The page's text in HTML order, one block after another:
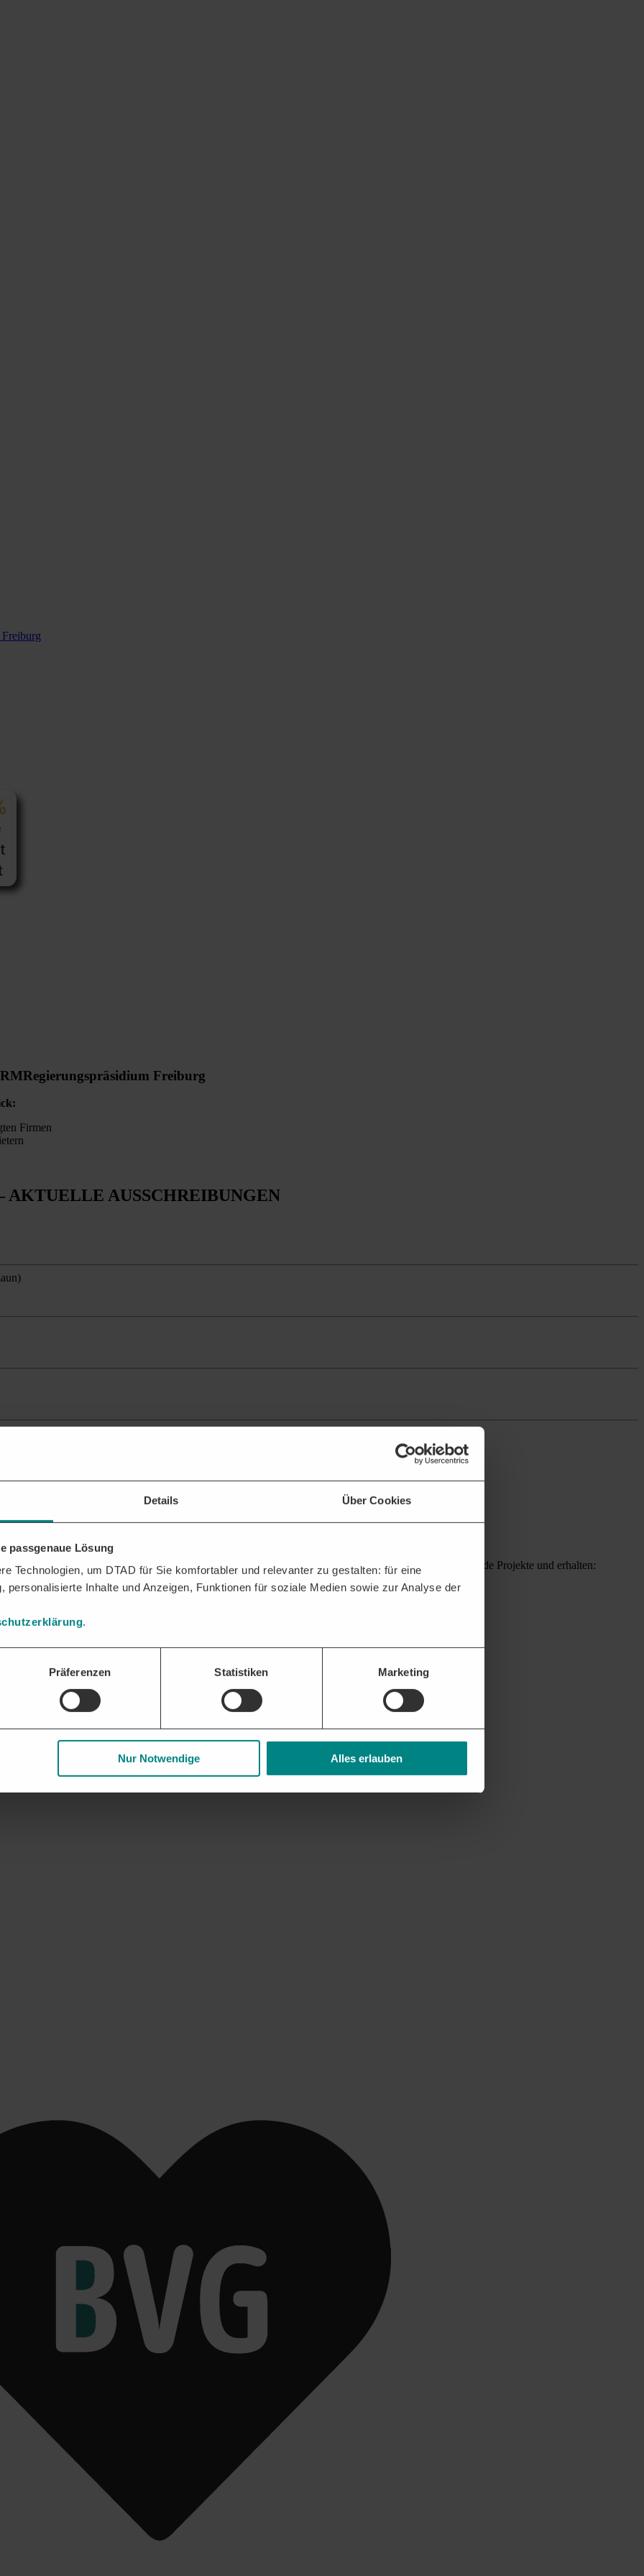
Details Über Cookies
passgenaue Lösung
Technologien, um DTAD für Sie komfortabler und relevanter zu gestalten: für eine
personalisierte Inhalte und Anzeigen, Funktionen für soziale Medien sowie zur Analyse der
.
Präferenzen Statistiken Marketing
Nur Notwendige Alles erlauben
Regierungspräsidium Freiburg
Firmen
AKTUELLE AUSSCHREIBUNGEN
409
und Kontaktdaten der Vergabestelle erhalten? Mit der DTAD Plattform sichern Sie sich passende Projekte und erhalten:
oder Zweigstellen.
Möglichkeiten zu Regierungspräsidium Freiburg und weiteren relevanten Vergabestellen.